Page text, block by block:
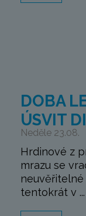
DOBA
ÚSVIT
Neděle 23.08.
Hrdinové z
mrazu se
tentokrát v ...